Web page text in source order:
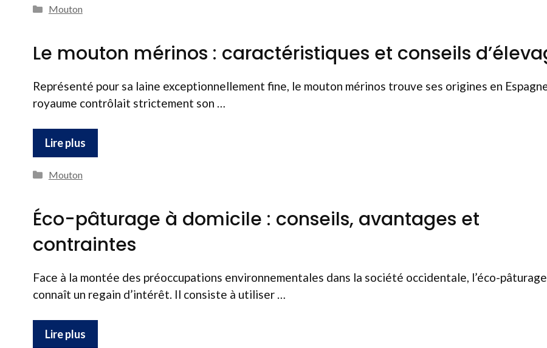
Catégories
Mouton
Le mouton mérinos : caractéristiques et conseils
Représenté pour sa laine exceptionnellement fine, le mouton mérinos trouve ses origines en
royaume contrôlait strictement son …
Lire plus
Catégories
Mouton
Éco-pâturage à domicile : conseils, avantages et
contraintes
Face à la montée des préoccupations environnementales dans la société occidentale, l’éco-pâturage
connaît un regain d’intérêt. Il consiste à utiliser …
Lire plus